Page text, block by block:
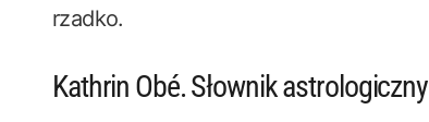
rzadko.
Kathrin Obé. Słownik astrologiczny